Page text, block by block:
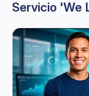
Servicio 'We